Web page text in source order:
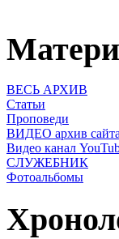
ВЕСЬ АРХИВ
Статьи
Проповеди
ВИДЕО архив сайта
Видео канал
СЛУЖЕБНИК
Фотоальбомы